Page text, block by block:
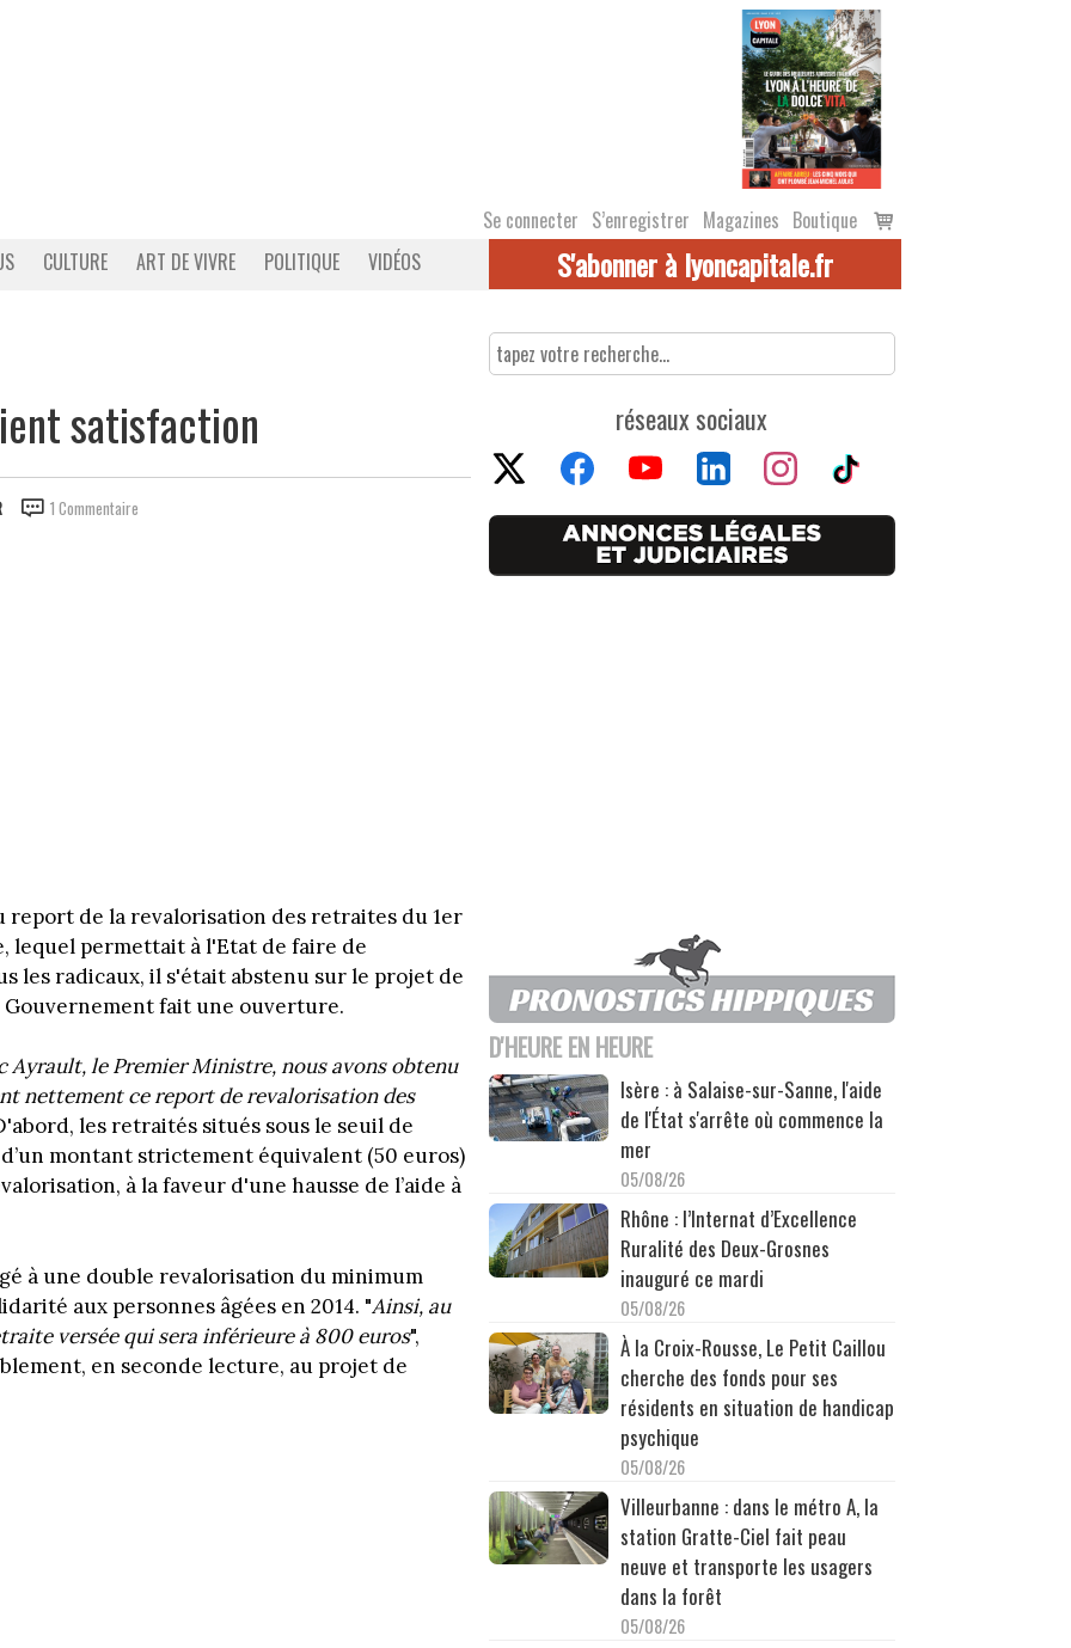
Se connecter S’enregistrer Magazines Boutique
Voir
le
CULTURE ART DE VIVRE POLITIQUE VIDÉOS S'abonner à lyoncapitale.fr
satisfaction
1 Commentaire
report de la revalorisation des retraites du 1er
lequel permettait à l'Etat de faire de
les radicaux, il s'était abstenu sur le projet de
fait une ouverture.
Ayrault, le Premier Ministre, nous avons obtenu
nettement ce report de revalorisation des
les retraités situés sous le seuil de
montant strictement équivalent (50 euros)
à la faveur d'une hausse de l’aide à
à une double revalorisation du minimum
aux personnes âgées en 2014. "Ainsi, au
versée qui sera inférieure à 800 euros",
en seconde lecture, au projet de
réseaux sociaux
D'HEURE EN HEURE
Isère : à Salaise-sur-Sanne, l'aide
de l'État s'arrête où commence la
mer
05/08/26
Rhône : l’Internat d’Excellence
Ruralité des Deux-Grosnes
inauguré ce mardi
05/08/26
À la Croix-Rousse, Le Petit Caillou
cherche des fonds pour ses
résidents en situation de handicap
psychique
05/08/26
Villeurbanne : dans le métro A, la
station Gratte-Ciel fait peau
neuve et transporte les usagers
dans la forêt
05/08/26